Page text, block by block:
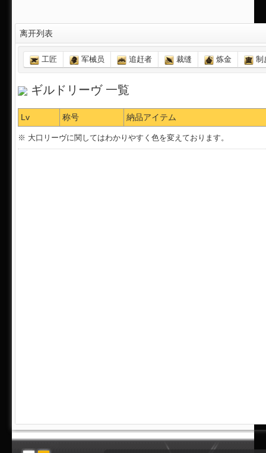
离开列表
工匠 军械员 追赶者 裁缝 炼金 制
ギルドリーヴ 一覧
Lv 称号 納品アイテム
※ 大口リーヴに関してはわかりやすく色を変えております。